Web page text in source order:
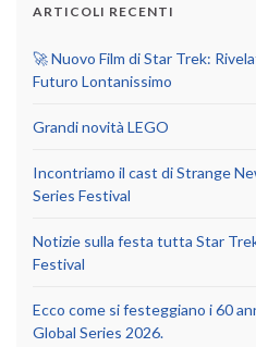
ARTICOLI RECENTI
🚀 Nuovo Film di Star Trek:
Futuro Lontanissimo
Grandi novità LEGO
Incontriamo il cast di Strange
Series Festival
Notizie sulla festa tutta Star
Festival
Ecco come si festeggiano i 60
Global Series 2026.